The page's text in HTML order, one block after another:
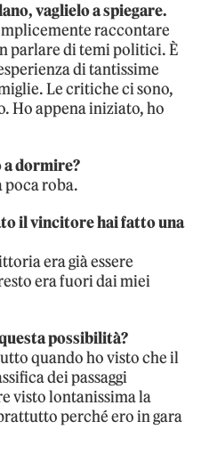
vaglielo a spiegare.
raccontare
parlare di temi politici. È
di tantissime
Le critiche ci sono,
Ho appena iniziato, ho
a dormire?
poca roba.
il vincitore hai fatto una
era già essere
era fuori dai miei
possibilità?
quando ho visto che il
dei passaggi
visto lontanissima la
perché ero in gara